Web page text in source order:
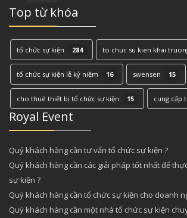
Top từ khóa
tổ chức sự kiện 284 to chuc su kien khai
tổ chức sự kiện lễ kỷ niệm 16 swensen 15
cho thuê thiết bị tổ chức sự kiện 15 cung cấp
Royal Event
Quý khách hàng cần tư vấn tổ chức sự kiện ?
Quý khách hàng cần các giải pháp tốt nhất để
sự kiện ?
Quý khách hàng cần tổ chức sự kiện cho doanh
Quý khách hàng cần một nhà tổ chức sự kiện